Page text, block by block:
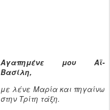
Αγαπημένε μου Αϊ-
Βασίλη,
με λένε Μαρία και πηγαίνω
στην Τρίτη τάξη.